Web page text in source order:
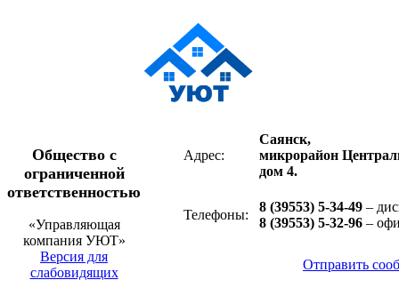
Общество с
ограниченной
ответственностью
«Управляющая
компания УЮТ»
Адрес:
Саянск,
микрорайон
дом 4.
Телефоны:
8 (39553) 5-34-49 –
8 (39553) 5-32-96 –
Версия для
слабовидящих
Отправить